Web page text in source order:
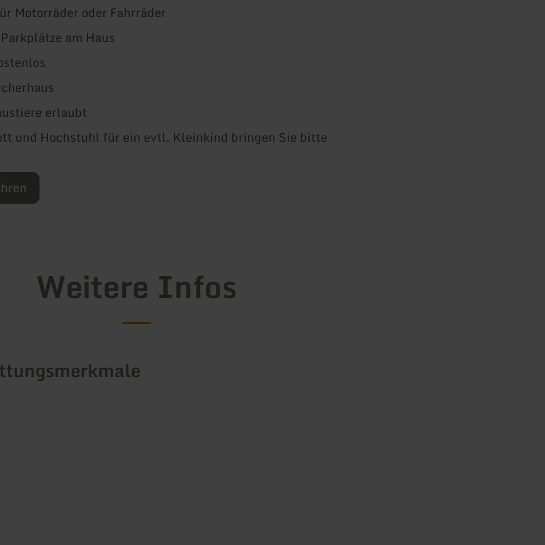
Motorräder oder Fahrräder
am Haus
erlaubt
und Hochstuhl für ein evtl. Kleinkind bringen Sie bitte
Weitere Infos